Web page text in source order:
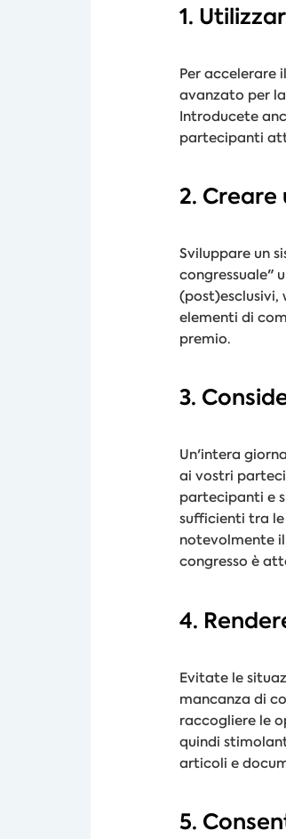
1.
Per accelerare
avanzato per
Introducete
partecipanti
2.
Sviluppare un
congressuale"
(post)esclusivi,
elementi di
premio.
3.
Un'intera
ai vostri
partecipanti e
sufficienti tra
notevolmente
congresso è
4.
Evitate le
mancanza di
raccogliere le
quindi
articoli e
5.